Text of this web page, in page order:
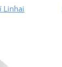
Linhai